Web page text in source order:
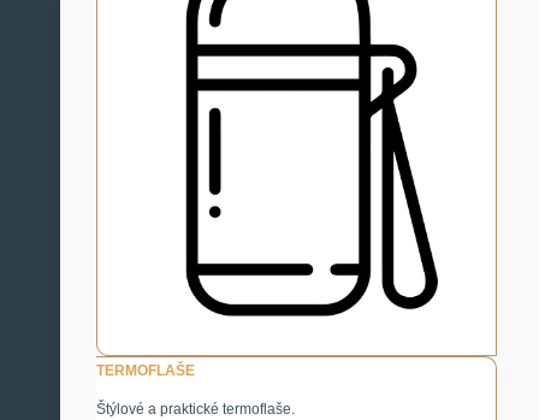
TERMOFLAŠE
Štýlové a praktické termoflaše.